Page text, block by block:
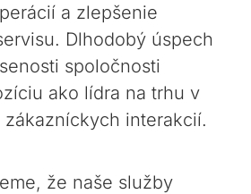
a zlepšenie
Dlhodobý úspech
spoločnosti
ako lídra na trhu v
interakcií.
že naše služby